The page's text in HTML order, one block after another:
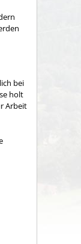
bei
holt
Arbeit